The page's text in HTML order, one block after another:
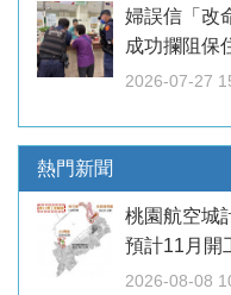
婦誤信「改
成功攔阻保
2026-07-27
熱門新聞
桃園航空城
預計11月開
2026-08-08